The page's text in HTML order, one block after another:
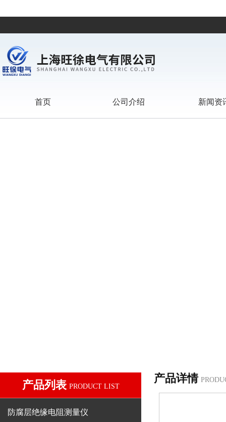
首页 公司介绍 新闻资
产品列表 PRODUCT LIST
防腐层绝缘电阻测量仪
产品详情